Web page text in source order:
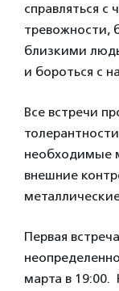
справляться с
тревожности,
близкими
и бороться с
Все встречи
необходимые
внешние
Первая
марта в 19:00.